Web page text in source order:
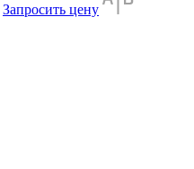
Запросить цену